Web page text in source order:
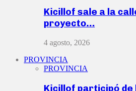
Kicillof sale a la
proyecto…
4 agosto, 2026
PROVINCIA
PROVINCIA
Kicillof participó